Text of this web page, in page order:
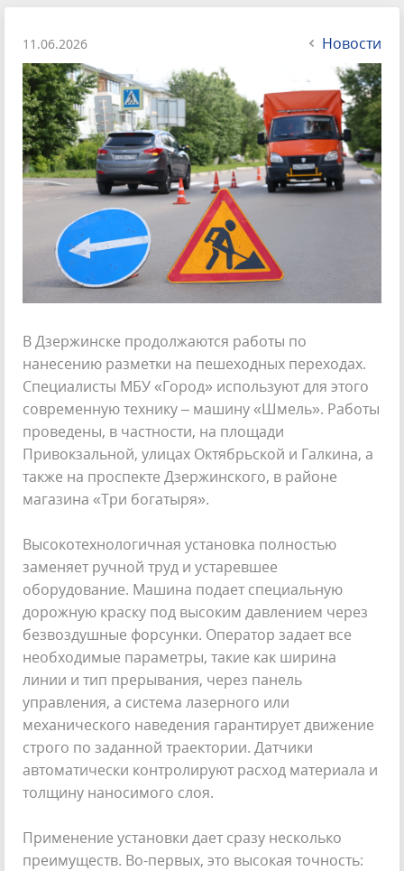
11.06.2026 Новости
В Дзержинске продолжаются работы по
нанесению разметки на пешеходных переходах.
Специалисты МБУ «Город» используют для этого
современную технику – машину «Шмель». Работы
проведены, в частности, на площади
Привокзальной, улицах Октябрьской и Галкина, а
также на проспекте Дзержинского, в районе
магазина «Три богатыря».
Высокотехнологичная установка полностью
заменяет ручной труд и устаревшее
оборудование. Машина подает специальную
дорожную краску под высоким давлением через
безвоздушные форсунки. Оператор задает все
необходимые параметры, такие как ширина
линии и тип прерывания, через панель
управления, а система лазерного или
механического наведения гарантирует движение
строго по заданной траектории. Датчики
автоматически контролируют расход материала и
толщину наносимого слоя.
Применение установки дает сразу несколько
преимуществ. Во-первых, это высокая точность: